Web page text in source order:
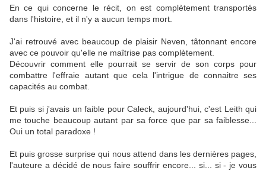
En ce qui concerne le récit, on est complètement transportés
dans l'histoire, et il n'y a aucun temps mort.
J'ai retrouvé avec beaucoup de plaisir Neven, tâtonnant encore
avec ce pouvoir qu'elle ne maîtrise pas complètement.
Découvrir comment elle pourrait se servir de son corps pour
combattre l'effraie autant que cela l'intrigue de connaitre ses
capacités au combat.
Et puis si j'avais un faible pour Caleck, aujourd'hui, c'est Leith qui
me touche beaucoup autant par sa force que par sa faiblesse...
Oui un total paradoxe !
Et puis grosse surprise qui nous attend dans les dernières pages,
l'auteure a décidé de nous faire souffrir encore... si... si - je vous